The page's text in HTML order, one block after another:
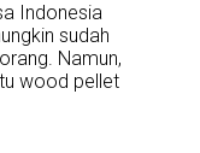
Indonesia
sudah
Namun,
wood pellet